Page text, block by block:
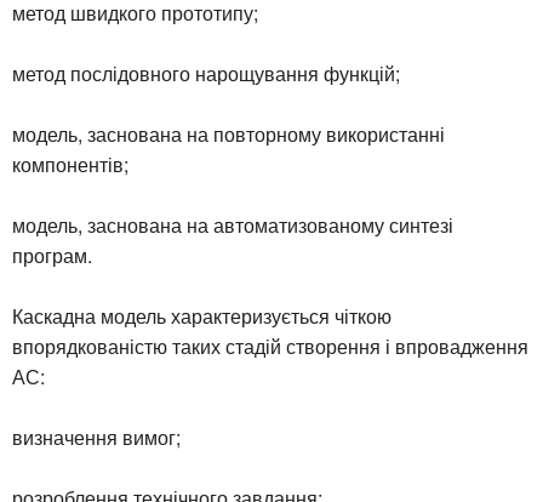
метод швидкого прототипу;
метод послідовного нарощування функцій;
модель, заснована на повторному використанні
компонентів;
модель, заснована на автоматизованому синтезі
програм.
Каскадна модель характеризується чіткою
впорядкованістю таких стадій створення і впровадження
АС:
визначення вимог;